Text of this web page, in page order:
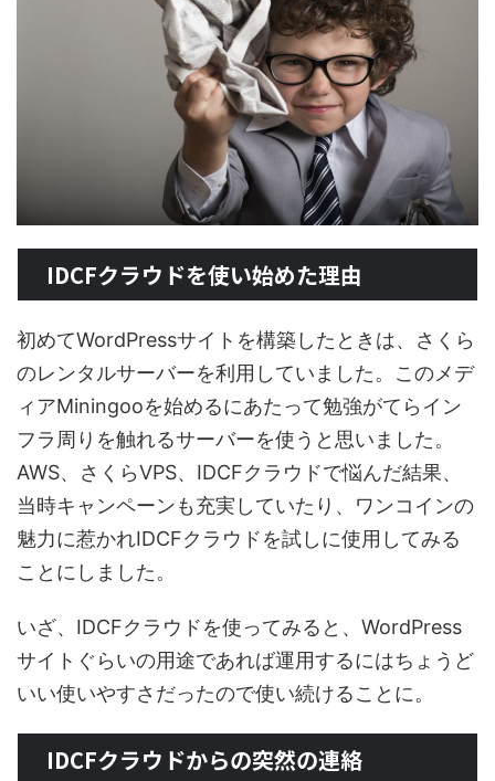
IDCFクラウドを使い始めた理由
初めてWordPressサイトを構築したときは、さくら
のレンタルサーバーを利用していました。このメデ
ィアMiningooを始めるにあたって勉強がてらイン
フラ周りを触れるサーバーを使うと思いました。
AWS、さくらVPS、IDCFクラウドで悩んだ結果、
当時キャンペーンも充実していたり、ワンコインの
魅力に惹かれIDCFクラウドを試しに使用してみる
ことにしました。
いざ、IDCFクラウドを使ってみると、WordPress
サイトぐらいの用途であれば運用するにはちょうど
いい使いやすさだったので使い続けることに。
IDCFクラウドからの突然の連絡